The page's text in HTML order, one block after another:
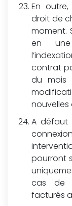
En outre,
droit de
moment.
en
contrat
du mois
nouvelles
A défaut
pourront
cas de
facturés